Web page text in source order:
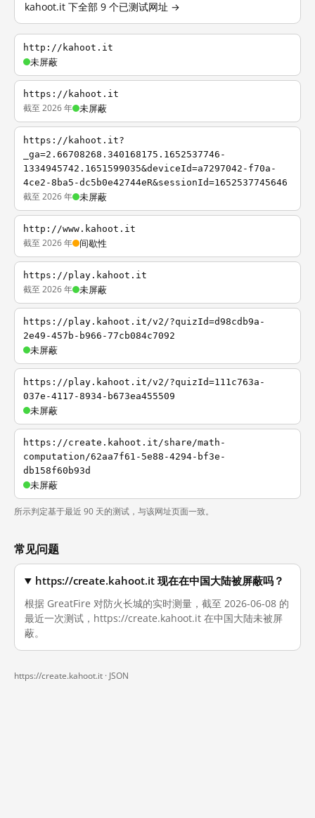
kahoot.it 下全部 9 个已测试网址 →
http://kahoot.it
未屏蔽
https://kahoot.it
截至 2026 年 未屏蔽
https://kahoot.it?
_ga=2.66708268.340168175.1652537746-
1334945742.1651599035&deviceId=a7297042-f70a-
4ce2-8ba5-dc5b0e42744eR&sessionId=1652537745646
截至 2026 年 未屏蔽
http://www.kahoot.it
截至 2026 年 间歇性
https://play.kahoot.it
截至 2026 年 未屏蔽
https://play.kahoot.it/v2/?quizId=d98cdb9a-
2e49-457b-b966-77cb084c7092
未屏蔽
https://play.kahoot.it/v2/?quizId=111c763a-
037e-4117-8934-b673ea455509
未屏蔽
https://create.kahoot.it/share/math-
computation/62aa7f61-5e88-4294-bf3e-
db158f60b93d
未屏蔽
所示判定基于最近 90 天的测试，与该网址页面一致。
常见问题
https://create.kahoot.it 现在在中国大陆被屏蔽吗？
根据 GreatFire 对防火长城的实时测量，截至 2026-06-08 的
最近一次测试，https://create.kahoot.it 在中国大陆未被屏
蔽。
https://create.kahoot.it · JSON